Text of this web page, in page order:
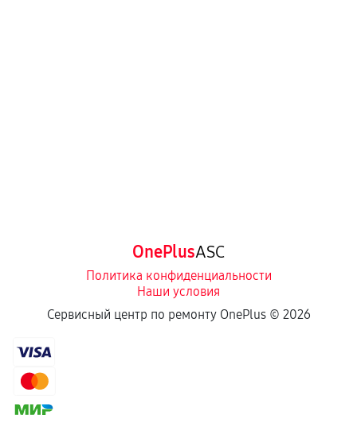
OnePlusASC
Политика конфиденциальности
Наши условия
Сервисный центр по ремонту OnePlus © 2026